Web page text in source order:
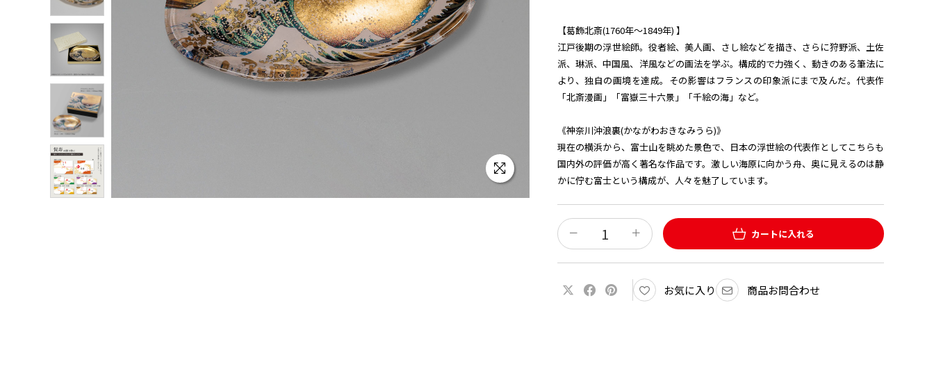
【葛飾北斎(1760年〜1849年) 】
江戸後期の浮世絵師。役者絵、美人画、さし絵などを描き、さらに狩野派、土佐
派、琳派、中国風、洋風などの画法を学ぶ。構成的で力強く、動きのある筆法に
より、独自の画境を達成。その影響はフランスの印象派にまで及んだ。代表作
「北斎漫画」「富嶽三十六景」「千絵の海」など。
《神奈川沖浪裏(かながわおきなみうら)》
現在の横浜から、富士山を眺めた景色で、日本の浮世絵の代表作としてこちらも
国内外の評価が高く著名な作品です。激しい海原に向かう舟、奥に見えるのは静
かに佇む富士という構成が、人々を魅了しています。
カートに入れる
お気に入り 商品お問合わせ